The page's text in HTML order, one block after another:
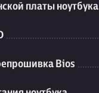
платы ноутбука
Bios